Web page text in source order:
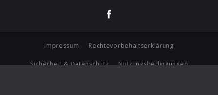
Impressum Rechtevorbehaltserklärung
Sicherheit & Datenschutz Nutzungsbedingungen